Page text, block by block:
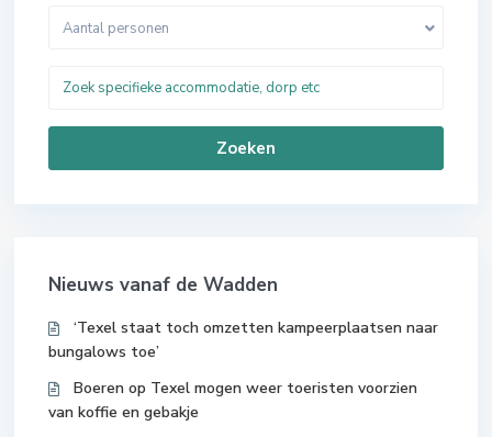
Aantal personen
Zoeken
Nieuws vanaf de Wadden
‘Texel staat toch omzetten kampeerplaatsen naar
bungalows toe’
Boeren op Texel mogen weer toeristen voorzien
van koffie en gebakje